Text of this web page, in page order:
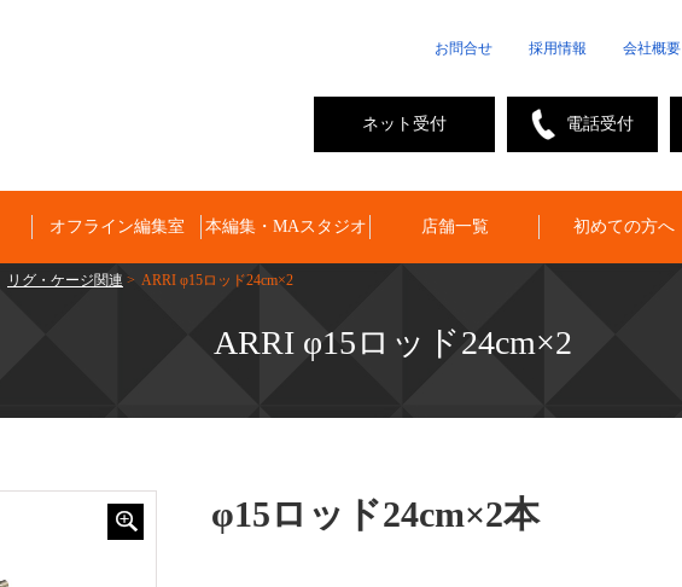
お問合せ 採用情報 会社概要
電話受付
ネット受付
オフライン編集室 本編集・MAスタジオ 店舗一覧 初めての方へ
リグ・ケージ関連 > ARRI φ15ロッド24cm×2
ARRI φ15ロッド24cm×2
φ15ロッド24cm×2本